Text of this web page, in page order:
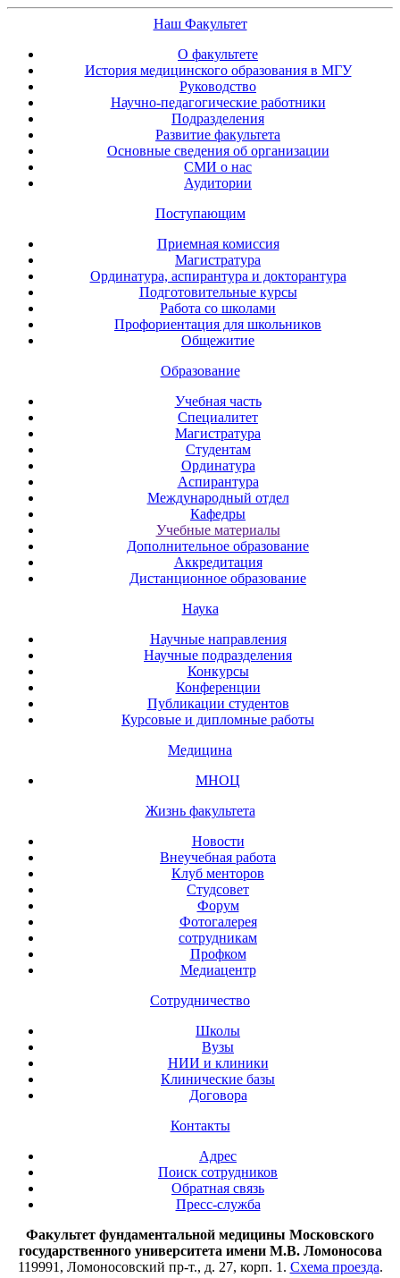
Наш Факультет
О факультете
История медицинского образования в МГУ
Руководство
Научно-педагогические работники
Подразделения
Развитие факультета
Основные сведения об организации
СМИ о нас
Аудитории
Поступающим
Приемная комиссия
Магистратура
Ординатура, аспирантура и докторантура
Подготовительные курсы
Работа со школами
Профориентация для школьников
Общежитие
Образование
Учебная часть
Специалитет
Магистратура
Студентам
Ординатура
Аспирантура
Международный отдел
Кафедры
Учебные материалы
Дополнительное образование
Аккредитация
Дистанционное образование
Наука
Научные направления
Научные подразделения
Конкурсы
Конференции
Публикации студентов
Курсовые и дипломные работы
Медицина
МНОЦ
Жизнь факультета
Новости
Внеучебная работа
Клуб менторов
Студсовет
Форум
Фотогалерея
сотрудникам
Профком
Медиацентр
Сотрудничество
Школы
Вузы
НИИ и клиники
Клинические базы
Договора
Контакты
Адрес
Поиск сотрудников
Обратная связь
Пресс-служба
Факультет фундаментальной медицины Московского
государственного университета имени М.В. Ломоносова
119991, Ломоносовский пр-т., д. 27, корп. 1. Схема проезда.